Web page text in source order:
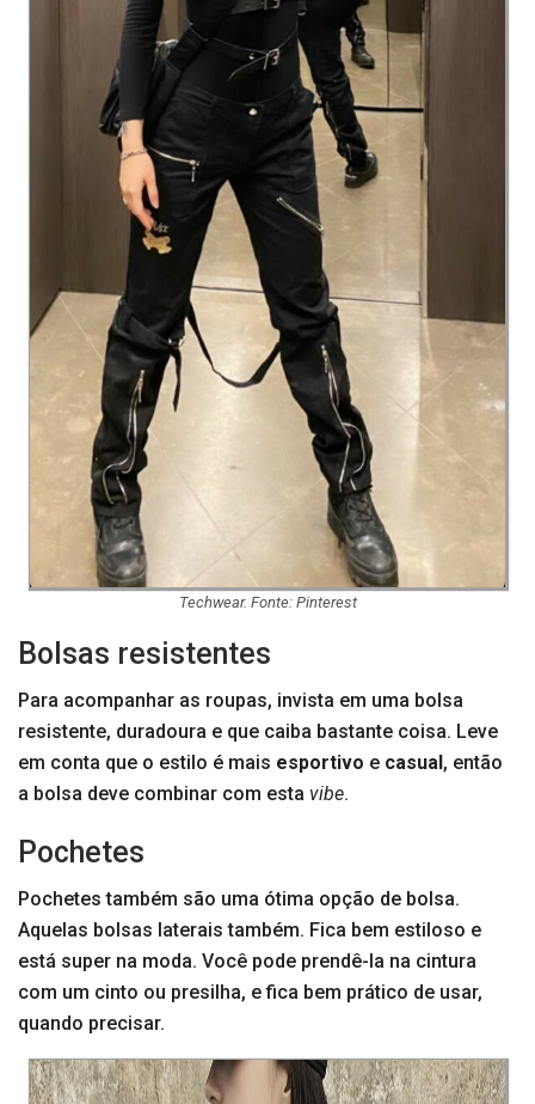
Techwear. Fonte: Pinterest
Bolsas resistentes
Para acompanhar as roupas, invista em uma bolsa
resistente, duradoura e que caiba bastante coisa. Leve
em conta que o estilo é mais esportivo e casual , então
a bolsa deve combinar com esta vibe.
Pochetes
Pochetes também são uma ótima opção de bolsa.
Aquelas bolsas laterais também. Fica bem estiloso e
está super na moda. Você pode prendê-la na cintura
com um cinto ou presilha, e fica bem prático de usar,
quando precisar.